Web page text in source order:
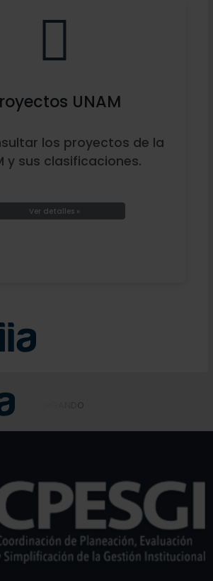
UNAM
los proyectos de la
y sus clasificaciones.
Ver detalles »